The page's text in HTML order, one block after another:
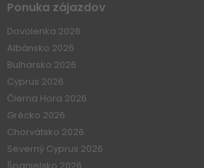
Ponuka zájazdov
Dovolenka 2026
Albánsko 2026
Bulharsko 2026
Cyprus 2026
Čierna Hora 2026
Grécko 2026
Chorvátsko 2026
Severný Cyprus 2026